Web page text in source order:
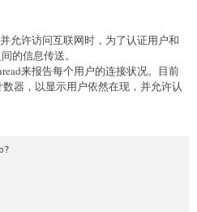
允许访问互联网时，为了认证用户和
的信息传送。
来报告每个用户的连接状况。目前
器，以显示用户依然在现，并允许认